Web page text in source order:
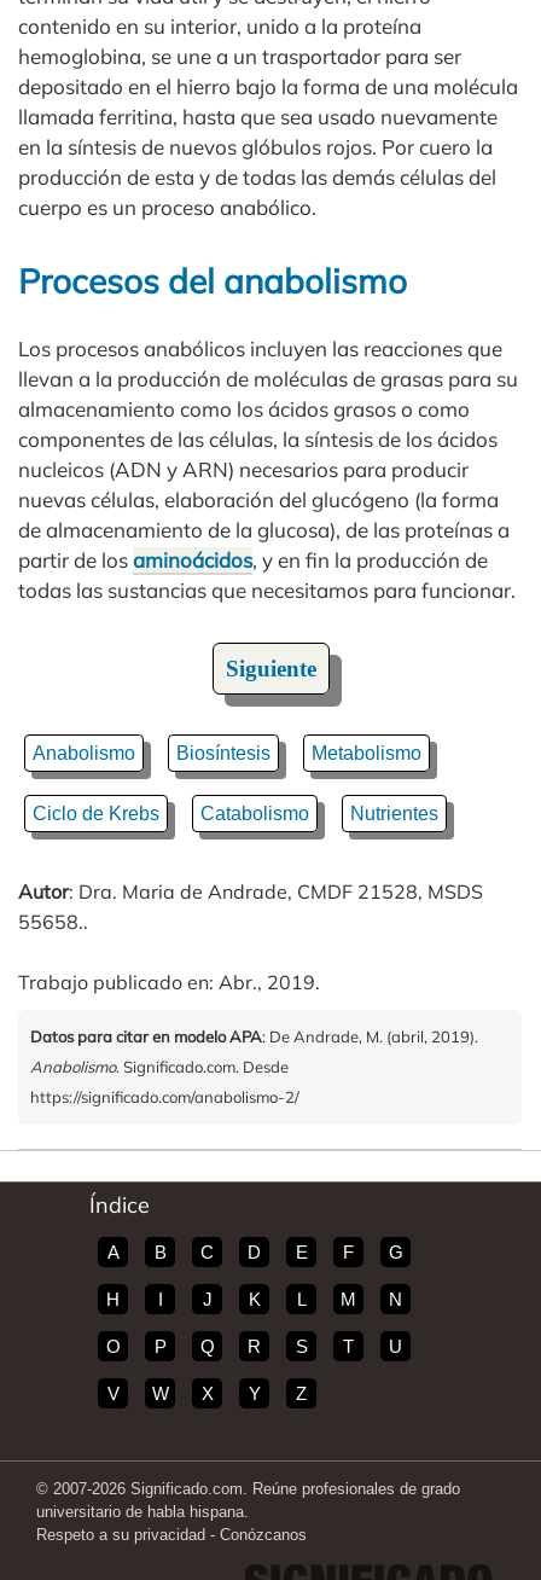
contenido en su interior, unido a la proteína
hemoglobina, se une a un trasportador para ser
depositado en el hierro bajo la forma de una molécula
llamada ferritina, hasta que sea usado nuevamente
en la síntesis de nuevos glóbulos rojos. Por cuero la
producción de esta y de todas las demás células del
cuerpo es un proceso anabólico.
Procesos del anabolismo
Los procesos anabólicos incluyen las reacciones que
llevan a la producción de moléculas de grasas para su
almacenamiento como los ácidos grasos o como
componentes de las células, la síntesis de los ácidos
nucleicos (ADN y ARN) necesarios para producir
nuevas células, elaboración del glucógeno (la forma
de almacenamiento de la glucosa), de las proteínas a
partir de losaminoácidos, y en fin la producción de
todas las sustancias que necesitamos para funcionar.
Siguiente
Anabolismo Biosíntesis Metabolismo
Ciclo de Krebs Catabolismo Nutrientes
Autor: Dra. Maria de Andrade, CMDF 21528, MSDS
55658..
Trabajo publicado en: Abr., 2019.
Datos para citar en modelo APA: De Andrade, M. (abril, 2019).
Anabolismo. Significado.com. Desde
https://significado.com/anabolismo-2/
Índice
A B C D E F G
H I J K L M N
O P Q R S T U
V W X Y Z
© 2007-2026 Significado.com. Reúne profesionales de grado
universitario de habla hispana.
Respeto a su privacidad - Conózcanos